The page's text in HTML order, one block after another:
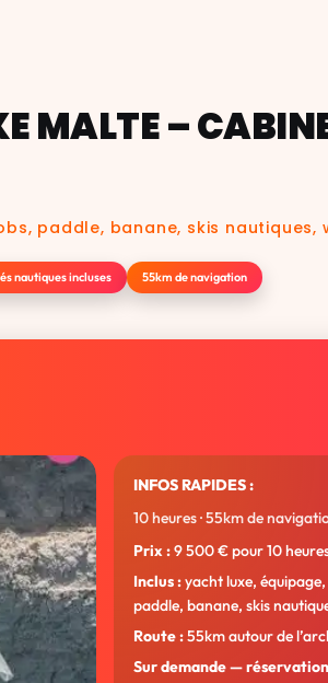
MALTE –
paddle, banane, skis
nautiques incluses 55km de navigation
INFOS RAPIDES :
10 heures · 55km de
Prix :9 500 € pour 10
Inclus :yacht luxe,
paddle, banane, skis
Route :55km autour de
Sur demande —